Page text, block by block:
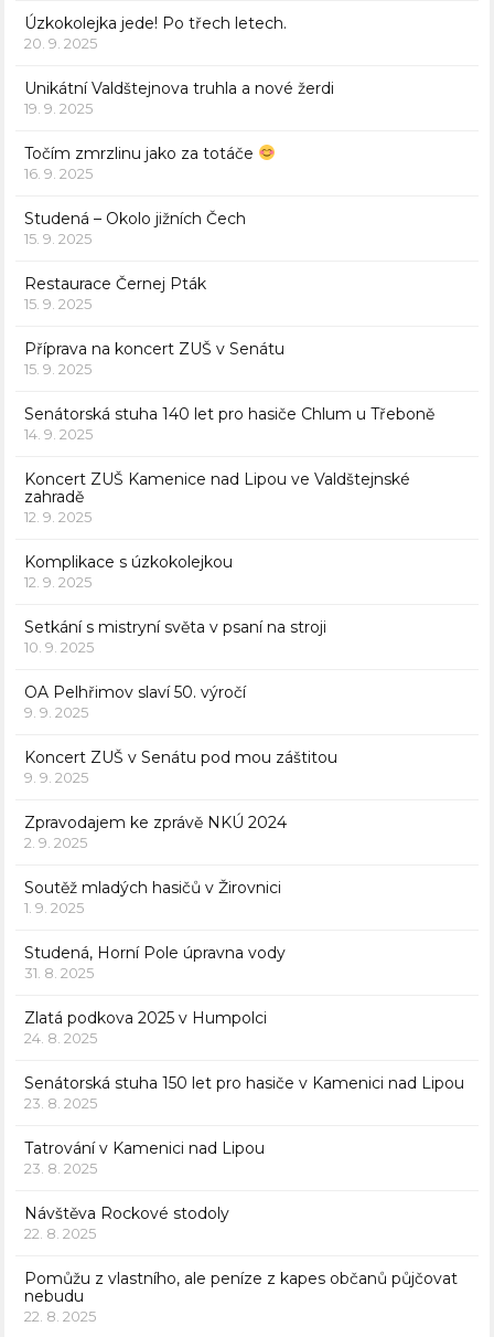
Úzkokolejka jede! Po třech letech.
20. 9. 2025
Unikátní Valdštejnova truhla a nové žerdi
19. 9. 2025
Točím zmrzlinu jako za totáče
16. 9. 2025
Studená – Okolo jižních Čech
15. 9. 2025
Restaurace Černej Pták
15. 9. 2025
Příprava na koncert ZUŠ v Senátu
15. 9. 2025
Senátorská stuha 140 let pro hasiče Chlum u Třeboně
14. 9. 2025
Koncert ZUŠ Kamenice nad Lipou ve Valdštejnské
zahradě
12. 9. 2025
Komplikace s úzkokolejkou
12. 9. 2025
Setkání s mistryní světa v psaní na stroji
10. 9. 2025
OA Pelhřimov slaví 50. výročí
9. 9. 2025
Koncert ZUŠ v Senátu pod mou záštitou
9. 9. 2025
Zpravodajem ke zprávě NKÚ 2024
2. 9. 2025
Soutěž mladých hasičů v Žirovnici
1. 9. 2025
Studená, Horní Pole úpravna vody
31. 8. 2025
Zlatá podkova 2025 v Humpolci
24. 8. 2025
Senátorská stuha 150 let pro hasiče v Kamenici nad Lipou
23. 8. 2025
Tatrování v Kamenici nad Lipou
23. 8. 2025
Návštěva Rockové stodoly
22. 8. 2025
Pomůžu z vlastního, ale peníze z kapes občanů půjčovat
nebudu
22. 8. 2025